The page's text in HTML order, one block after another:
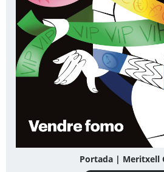
Portada | Meritxell